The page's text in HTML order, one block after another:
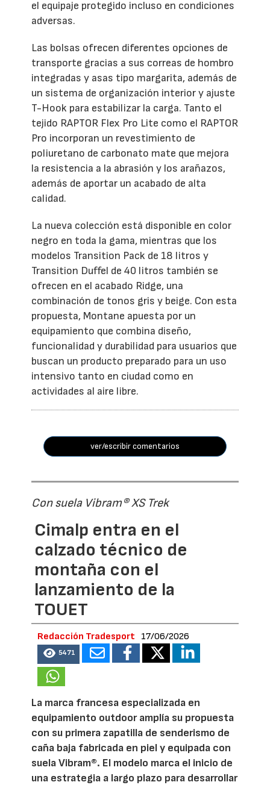
el equipaje protegido incluso en condiciones
adversas.
Las bolsas ofrecen diferentes opciones de
transporte gracias a sus correas de hombro
integradas y asas tipo margarita, además de
un sistema de organización interior y ajuste
T-Hook para estabilizar la carga. Tanto el
tejido RAPTOR Flex Pro Lite como el RAPTOR
Pro incorporan un revestimiento de
poliuretano de carbonato mate que mejora
la resistencia a la abrasión y los arañazos,
además de aportar un acabado de alta
calidad.
La nueva colección está disponible en color
negro en toda la gama, mientras que los
modelos Transition Pack de 18 litros y
Transition Duffel de 40 litros también se
ofrecen en el acabado Ridge, una
combinación de tonos gris y beige. Con esta
propuesta, Montane apuesta por un
equipamiento que combina diseño,
funcionalidad y durabilidad para usuarios que
buscan un producto preparado para un uso
intensivo tanto en ciudad como en
actividades al aire libre.
ver/escribir comentarios
Con suela Vibram® XS Trek
Cimalp entra en el
calzado técnico de
montaña con el
lanzamiento de la
TOUET
Redacción Tradesport 17/06/2026
5471
La marca francesa especializada en
equipamiento outdoor amplía su propuesta
con su primera zapatilla de senderismo de
caña baja fabricada en piel y equipada con
suela Vibram®. El modelo marca el inicio de
una estrategia a largo plazo para desarrollar